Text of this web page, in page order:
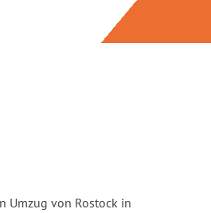
Umzug von Rostock in